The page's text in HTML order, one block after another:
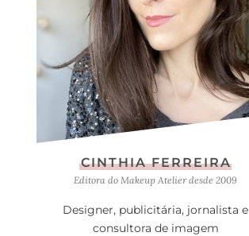
CINTHIA FERREIRA
Editora do Makeup Atelier desde 2009
Designer, publicitária, jornalista e
consultora de imagem